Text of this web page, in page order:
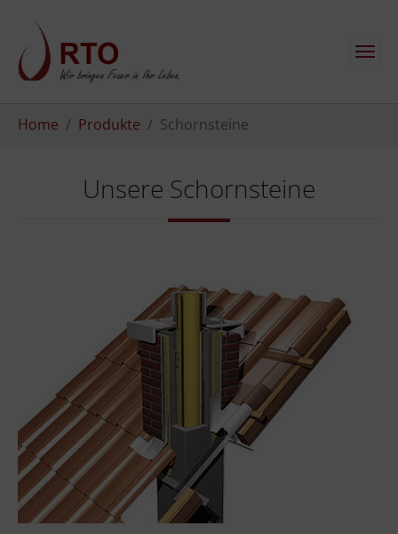
Home Produkte Schornsteine
Unsere Schornsteine